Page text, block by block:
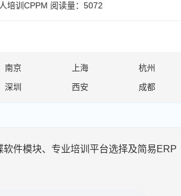
培训CPPM 阅读量：5072
南京 上海
杭州
深圳 西安 成都
件模块、专业培训平台选择及简易ERP